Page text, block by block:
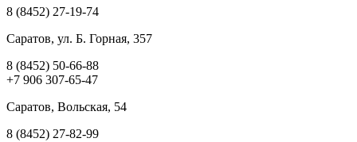
8 (8452) 27-19-74
Саратов, ул. Б. Горная, 357
8 (8452) 50-66-88
+7 906 307-65-47
Саратов, Вольская, 54
8 (8452) 27-82-99